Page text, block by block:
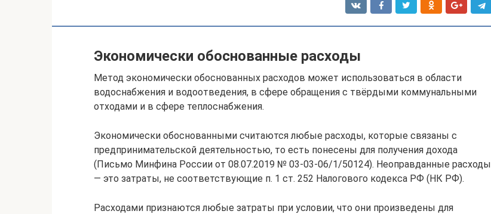
Экономически обоснованные расходы
Метод экономически обоснованных расходов может использоваться в области
водоснабжения и водоотведения, в сфере обращения с твёрдыми коммунальными
отходами и в сфере теплоснабжения.
Экономически обоснованными считаются любые расходы, которые связаны с
предпринимательской деятельностью, то есть понесены для получения дохода
(Письмо Минфина России от 08.07.2019 № 03-03-06/1/50124). Неоправданные расходы
— это затраты, не соответствующие п. 1 ст. 252 Налогового кодекса РФ (НК РФ).
Расходами признаются любые затраты при условии, что они произведены для